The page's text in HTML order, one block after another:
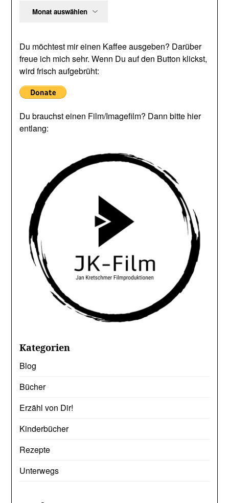
Du möchtest mir einen Kaffee ausgeben? Darüber
freue ich mich sehr. Wenn Du auf den Button klickst,
wird frisch aufgebrüht:
Du brauchst einen Film/Imagefilm? Dann bitte hier
entlang:
Kategorien
Blog
Bücher
Erzähl von Dir!
Kinderbücher
Rezepte
Unterwegs